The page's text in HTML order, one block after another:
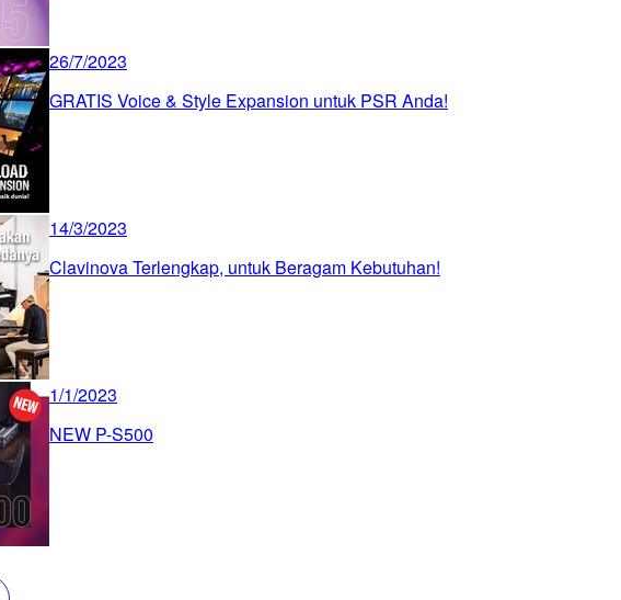
26/7/2023
GRATIS Voice & Style Expansion untuk PSR Anda!
14/3/2023
Clavinova Terlengkap, untuk Beragam Kebutuhan!
1/1/2023
NEW P-S500